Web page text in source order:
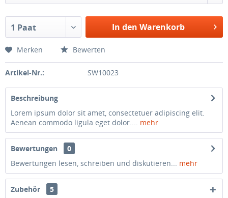
1 Paat In den Warenkorb
Merken Bewerten
Artikel-Nr.: SW10023
Beschreibung
Lorem ipsum dolor sit amet, consectetuer adipiscing elit.
Aenean commodo ligula eget dolor.... mehr
Bewertungen
0
Bewertungen lesen, schreiben und diskutieren... mehr
Zubehör 5